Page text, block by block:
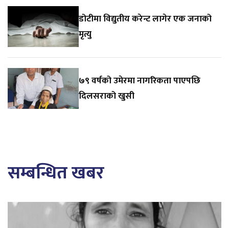
डोटीमा विद्युतीय करेन्ट लागेर एक जनाको
मृत्यु
७९ वर्षको उमेरमा नागरिकता पाएपछि
दिलसराको खुसी
सम्बन्धित खबर